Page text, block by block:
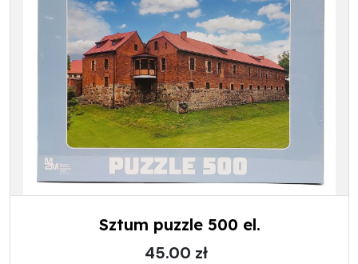
Sztum puzzle 500 el.
45.00 zł